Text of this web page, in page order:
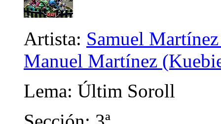
Artista: Samuel
Manuel Martínez
Lema: Últim Soroll